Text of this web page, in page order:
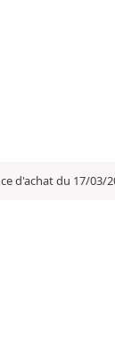
d'achat du 17/03/